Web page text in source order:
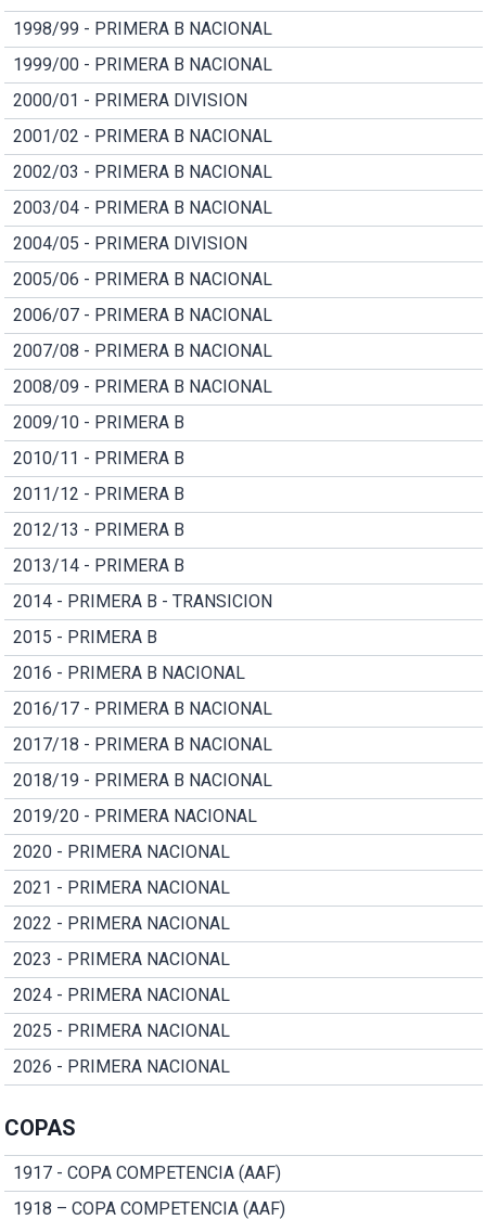
1998/99 - PRIMERA B NACIONAL
1999/00 - PRIMERA B NACIONAL
2000/01 - PRIMERA DIVISION
2001/02 - PRIMERA B NACIONAL
2002/03 - PRIMERA B NACIONAL
2003/04 - PRIMERA B NACIONAL
2004/05 - PRIMERA DIVISION
2005/06 - PRIMERA B NACIONAL
2006/07 - PRIMERA B NACIONAL
2007/08 - PRIMERA B NACIONAL
2008/09 - PRIMERA B NACIONAL
2009/10 - PRIMERA B
2010/11 - PRIMERA B
2011/12 - PRIMERA B
2012/13 - PRIMERA B
2013/14 - PRIMERA B
2014 - PRIMERA B - TRANSICION
2015 - PRIMERA B
2016 - PRIMERA B NACIONAL
2016/17 - PRIMERA B NACIONAL
2017/18 - PRIMERA B NACIONAL
2018/19 - PRIMERA B NACIONAL
2019/20 - PRIMERA NACIONAL
2020 - PRIMERA NACIONAL
2021 - PRIMERA NACIONAL
2022 - PRIMERA NACIONAL
2023 - PRIMERA NACIONAL
2024 - PRIMERA NACIONAL
2025 - PRIMERA NACIONAL
2026 - PRIMERA NACIONAL
COPAS
1917 - COPA COMPETENCIA (AAF)
1918 – COPA COMPETENCIA (AAF)